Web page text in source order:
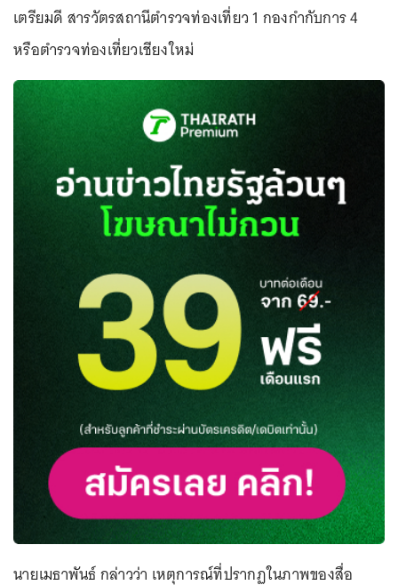
เตรียมดี สารวัตรสถานีตำรวจท่องเที่ยว 1 กองกำกับการ 4
หรือตำรวจท่องเที่ยวเชียงใหม่
นายเมธาพันธ์ กล่าวว่า เหตุการณ์ที่ปรากฏในภาพของสื่อ